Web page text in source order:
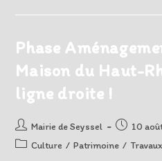
Siècle
Phase
Maison du Haut-
ligne droite !
Auteur/autrice
de
Mairie de Seyssel
Post
published:
10
PostCulture / Patrimoine / Travaux